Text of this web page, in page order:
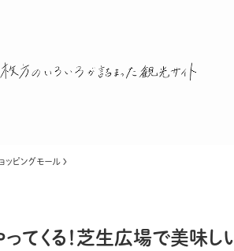
枚方の
ッピングモール
てくる！芝生広場で美味しい